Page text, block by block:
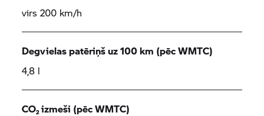
virs 200 km/h
Degvielas patēriņš uz 100 km (pēc WMTC)
4,8 l
CO₂ izmeši (pēc WMTC)